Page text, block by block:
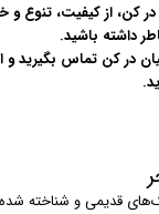
در کن، از کیفیت،
داشته باشید.
در کن تماس بگیرید و
قدیمی و شناخته